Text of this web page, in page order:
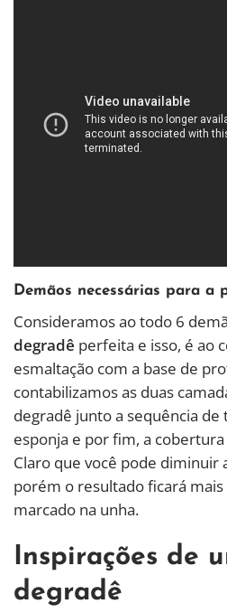
Demãos necessárias para
Consideramos ao todo 6
degradê perfeita e isso, é ao
esmaltação com a base de
contabilizamos as duas
degradê junto a sequência de
esponja e por fim, a
Claro que você pode diminuir
porém o resultado ficará
marcado na unha.
Inspirações de
degradê